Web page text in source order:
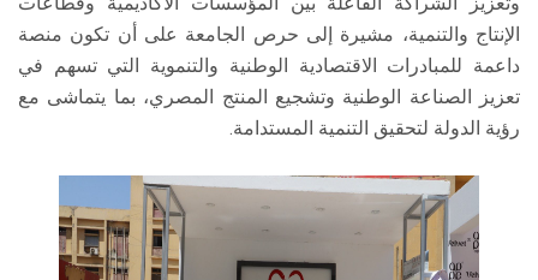
الإنتاج والتنمية، مشيرة إلى حرص الجامعة على أن تكون منصة
داعمة للمبادرات الاقتصادية الوطنية والتنموية التي تسهم في
تعزيز الصناعة الوطنية وتشجيع المنتج المصري، بما يتماشى مع
رؤية الدولة لتحقيق التنمية المستدامة.